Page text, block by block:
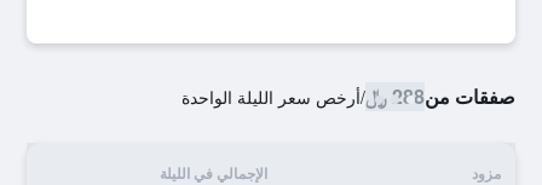
صفقات من288 ﷼ /أرخص سعر الليلة الواحدة
مزود الإجمالي في الليلة